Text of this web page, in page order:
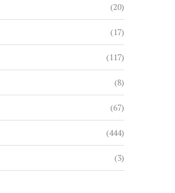
(20)
(17)
(117)
(8)
(67)
(444)
(3)